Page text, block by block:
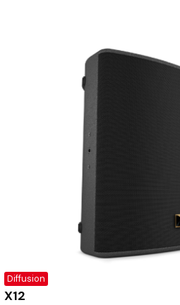
Diffusion
X12